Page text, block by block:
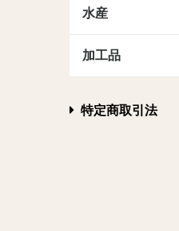
水産
加工品
特定商取引法